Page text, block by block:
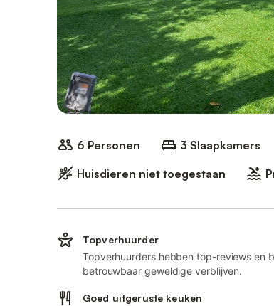
6 Personen 3 Slaapkamers
Huisdieren niet toegestaan
Topverhuurder
Topverhuurders hebben top-reviews en
betrouwbaar geweldige verblijven.
Goed uitgeruste keuken